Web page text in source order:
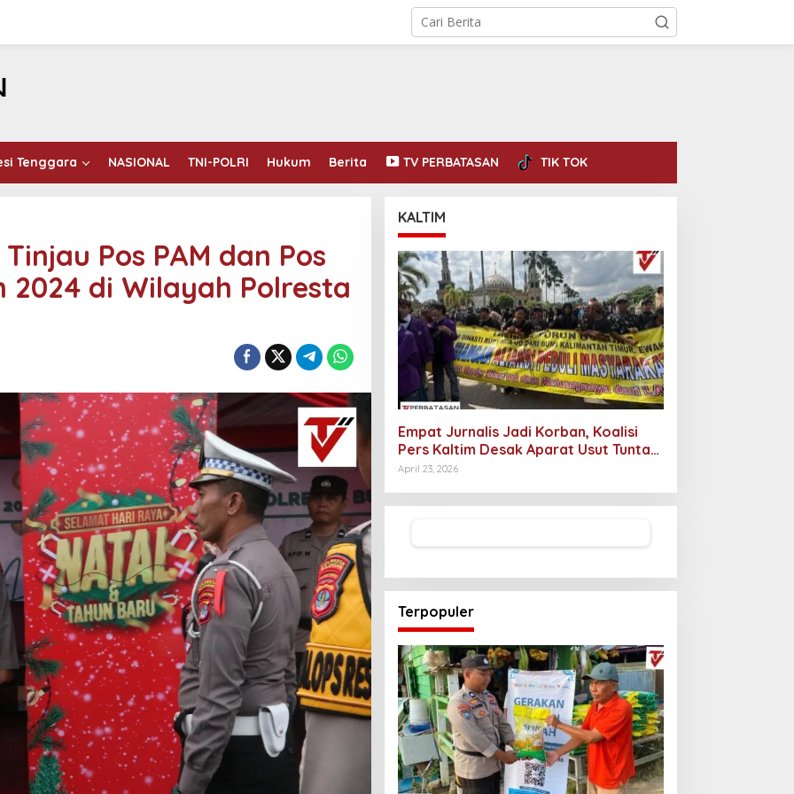
Tenggara NASIONAL TNI-POLRI Hukum Berita TV PERBATASAN TIK TOK
Pos PAM dan Pos
2024 di Wilayah Polresta
KALTIM
Empat Jurnalis Jadi Korban, Koalisi
Pers Kaltim Desak Aparat Usut Tuntas
Pelaku Intimidasi
April 23, 2026
Terpopuler